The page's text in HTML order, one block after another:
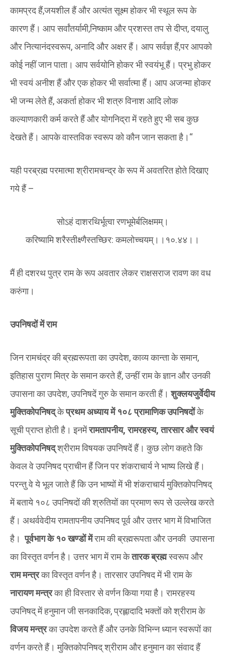
कामप्रद हैं,जयशील हैं और अत्यंत सूक्ष्म होकर भी स्थूल रूप के
कारण हैं। आप सर्वांतर्यामी,निष्काम और प्रशस्त तप से दीप्त, दयालु
और नित्यानंदस्वरूप, अनादि और अक्षर हैं। आप सर्वज्ञ हैं,पर आपको
कोई नहीं जान पाता। आप सर्वयोनि होकर भी स्वयंभू हैं। प्रभु होकर
भी स्वयं अनीश हैं और एक होकर भी सर्वात्मा हैं। आप अजन्मा होकर
भी जन्म लेते हैं, अकर्ता होकर भी शत्रु विनाश आदि लोक
कल्याणकारी कर्म करते हैं और योगनिद्रा में रहते हुए भी सब कुछ
देखते हैं। आपके वास्तविक स्वरूप को कौन जान सकता है।“
यही परब्रह्म परमात्मा श्रीरामचन्द्र के रूप में अवतरित होते दिखाए
गये हैं –
सोऽहं दाशरथिर्भूत्वा रणभूमेर्बलिक्षमम्।
करिष्यामि शरैस्तीक्ष्णैस्तच्छिर: कमलोच्चयम्।।१०.४४।।
मैं ही दशरथ पुत्र राम के रूप अवतार लेकर राक्षसराज रावण का वध
करुंगा।
उपनिषदों में राम
जिन रामचंद्र की ब्रह्मरूपता का उपदेश, काव्य कान्ता के समान,
इतिहास पुराण मित्र के समान करते हैं, उन्हीं राम के ज्ञान और उनकी
उपासना का उपदेश, उपनिषदें गुरु के समान करती हैं।शुक्लयजुर्वेदीय
मुक्तिकोपनिषद्केप्रथम अध्याय में १०८ प्रामाणिक उपनिषदोंके
सूची प्राप्त होती है। इनमेंरामतापनीय, रामरहस्य, तारसार और स्वयं
मुक्तिकोपनिषद्श्रीराम विषयक उपनिषदें हैं। कुछ लोग कहते कि
केवल वे उपनिषद प्राचीन हैं जिन पर शंकराचार्य ने भाष्य लिखे हैं।
परन्तु वे ये भूल जाते हैं कि उन भाष्यों में भी शंकराचार्य मुक्तिकोपनिषद्
में बताये १०८ उपनिषदों की श्रुतियों का प्रमाण रूप से उल्लेख करते
हैं। अथर्ववेदीय रामतापनीय उपनिषद पूर्व और उत्तर भाग में विभाजित
है। पूर्वभाग के १० खण्डों मेंराम की ब्रह्मरूपता और उनकी उपासना
का विस्तृत वर्णन है। उत्तर भाग में राम केतारक ब्रह्मस्वरूप और
राम मन्त्रका विस्तृत वर्णन है। तारसार उपनिषद में भी राम के
नारायण मन्त्रका ही विस्तार से वर्णन किया गया है। रामरहस्य
उपनिषद् में हनुमान जी सनकादिक, प्रह्लादादि भक्तों को श्रीराम के
विजय मन्त्रका उपदेश करते हैं और उनके विभिन्न ध्यान स्वरूपों का
वर्णन करते हैं। मुक्तिकोपनिषद् श्रीराम और हनुमान का संवाद हैं